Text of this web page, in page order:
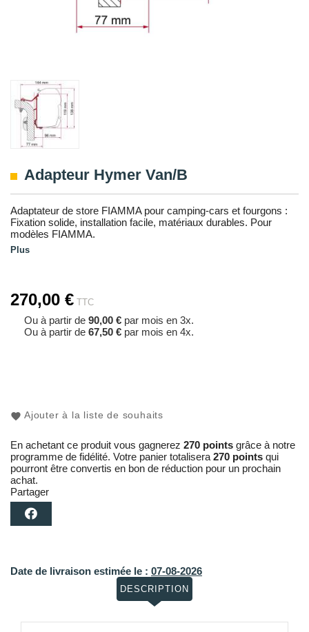
Adapteur Hymer Van/B
Adaptateur de store FIAMMA pour camping-cars et fourgons :
Fixation solide, installation facile, matériaux durables. Pour
modèles FIAMMA.
Plus
270,00 € TTC
Ou à partir de 90,00 € par mois en 3x.
Ou à partir de 67,50 € par mois en 4x.
Ajouter à la liste de souhaits
En achetant ce produit vous gagnerez 270 points grâce à notre
programme de fidélité. Votre panier totalisera 270 points qui
pourront être convertis en bon de réduction pour un prochain
achat.
Partager
Date de livraison estimée le : 07-08-2026
DESCRIPTION